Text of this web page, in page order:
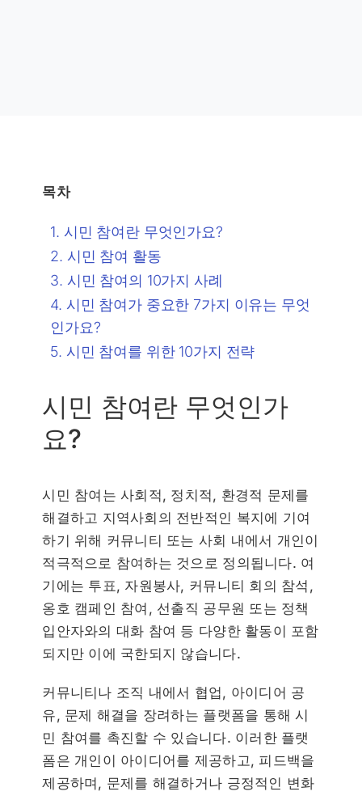
목차
시민 참여란 무엇인가요?
시민 참여 활동
시민 참여의 10가지 사례
시민 참여가 중요한 7가지 이유는 무엇
인가요?
시민 참여를 위한 10가지 전략
시민 참여란 무엇인가
요?
시민 참여는 사회적, 정치적, 환경적 문제를
해결하고 지역사회의 전반적인 복지에 기여
하기 위해 커뮤니티 또는 사회 내에서 개인이
적극적으로 참여하는 것으로 정의됩니다. 여
기에는 투표, 자원봉사, 커뮤니티 회의 참석,
옹호 캠페인 참여, 선출직 공무원 또는 정책
입안자와의 대화 참여 등 다양한 활동이 포함
되지만 이에 국한되지 않습니다.
커뮤니티나 조직 내에서 협업, 아이디어 공
유, 문제 해결을 장려하는 플랫폼을 통해 시
민 참여를 촉진할 수 있습니다. 이러한 플랫
폼은 개인이 아이디어를 제공하고, 피드백을
제공하며, 문제를 해결하거나 긍정적인 변화